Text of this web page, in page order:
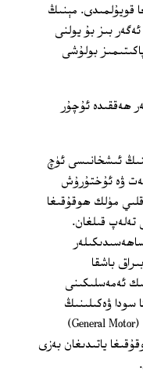
قويۇلمىدى. مېنىڭ
بىز بۇ يولنى
بولۇشى
ھەققىدە ئۇچۇر
ئىشخانىسى ئۈچ
خەت ۋە ئۇختۇرۇش
مۈلك ھوقۇقىغا
تەلەپ قىلغان.
باشقا
ئەمەسلىكىنى
سودا ۋەكىلىنىڭ
ئىشخانىسى، ھەممىباپ ئاپتوموبىل شىركىتى (General Motor)
ياتىدىغان بەزى